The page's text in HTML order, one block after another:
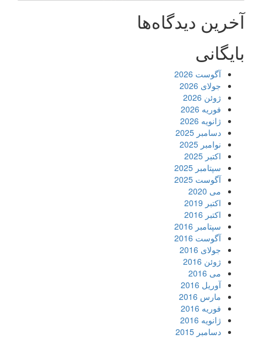
آخرین دیدگاه‌ها
بایگانی
آگوست 2026
جولای 2026
ژوئن 2026
فوریه 2026
ژانویه 2026
دسامبر 2025
نوامبر 2025
اکتبر 2025
سپتامبر 2025
آگوست 2025
می 2020
اکتبر 2019
اکتبر 2016
سپتامبر 2016
آگوست 2016
جولای 2016
ژوئن 2016
می 2016
آوریل 2016
مارس 2016
فوریه 2016
ژانویه 2016
دسامبر 2015